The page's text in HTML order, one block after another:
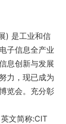
) 是工业和信
子信息全产业
息创新与发展
力，现已成为
览会。充分彰
文简称:CIT